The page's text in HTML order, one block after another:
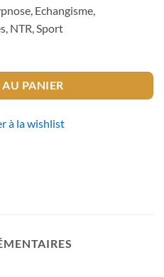
Echangisme,
NTR, Sport
PANIER
à la wishlist